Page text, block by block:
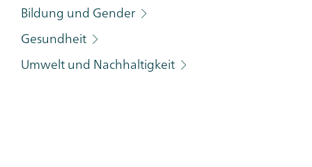
Bildung und Gender
Gesundheit
Umwelt und Nachhaltigkeit